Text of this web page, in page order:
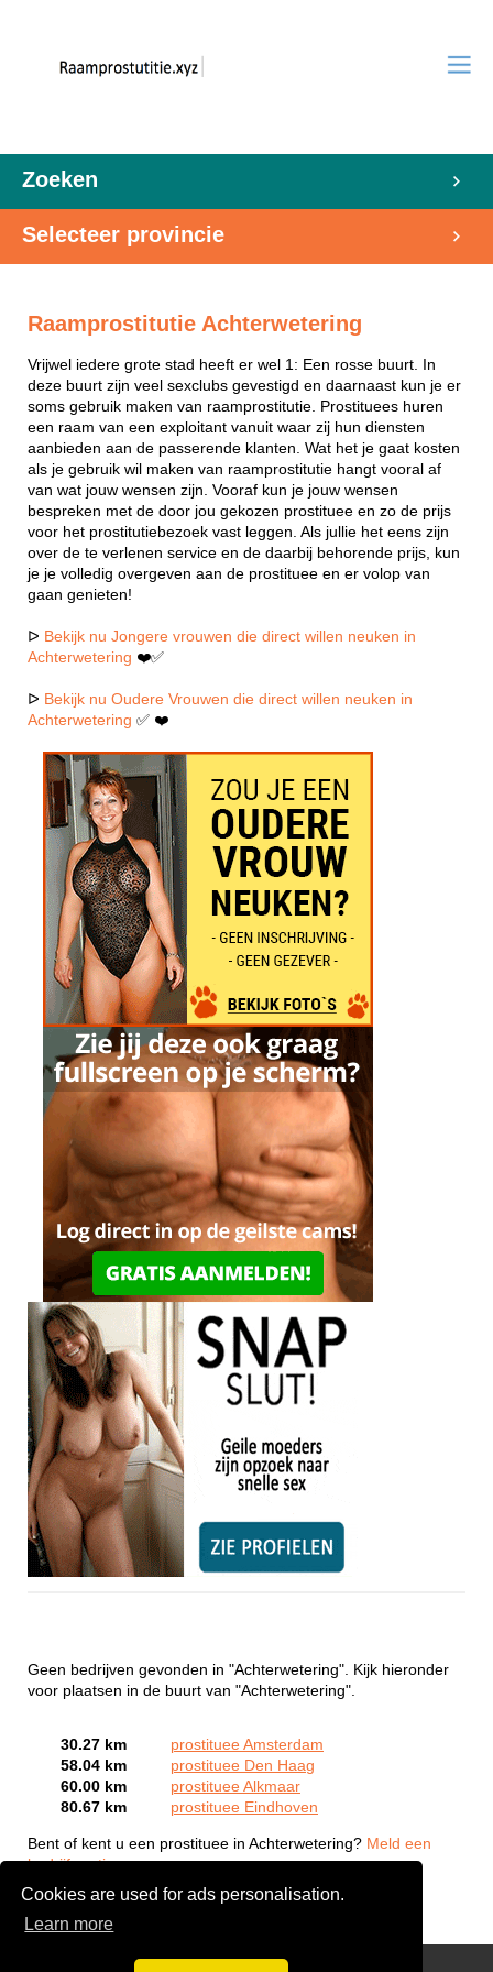
Cookies are used for ads personalisation.
Learn more
Zoeken
Selecteer provincie
Raamprostitutie Achterwetering
Vrijwel iedere grote stad heeft er wel 1: Een rosse buurt. In
deze buurt zijn veel sexclubs gevestigd en daarnaast kun je er
soms gebruik maken van raamprostitutie. Prostituees huren
een raam van een exploitant vanuit waar zij hun diensten
aanbieden aan de passerende klanten. Wat het je gaat kosten
als je gebruik wil maken van raamprostitutie hangt vooral af
van wat jouw wensen zijn. Vooraf kun je jouw wensen
bespreken met de door jou gekozen prostituee en zo de prijs
voor het prostitutiebezoek vast leggen. Als jullie het eens zijn
over de te verlenen service en de daarbij behorende prijs, kun
je je volledig overgeven aan de prostituee en er volop van
gaan genieten!
ᐅ Bekijk nu Jongere vrouwen die direct willen neuken in
Achterwetering ❤️✅
ᐅ Bekijk nu Oudere Vrouwen die direct willen neuken in
Achterwetering ✅ ❤️
Geen bedrijven gevonden in "Achterwetering". Kijk hieronder
voor plaatsen in de buurt van "Achterwetering".
30.27 km
prostituee Amsterdam
58.04 km
prostituee Den Haag
60.00 km
prostituee Alkmaar
80.67 km
prostituee Eindhoven
Bent of kent u een prostituee in Achterwetering? Meld een
bedrijf gratis aan